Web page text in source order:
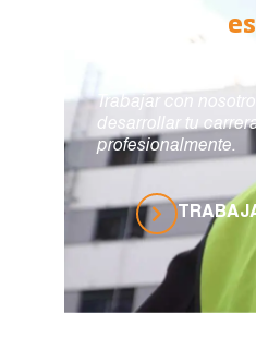
Trabajar con
desarrollar tu
profesionalmente.